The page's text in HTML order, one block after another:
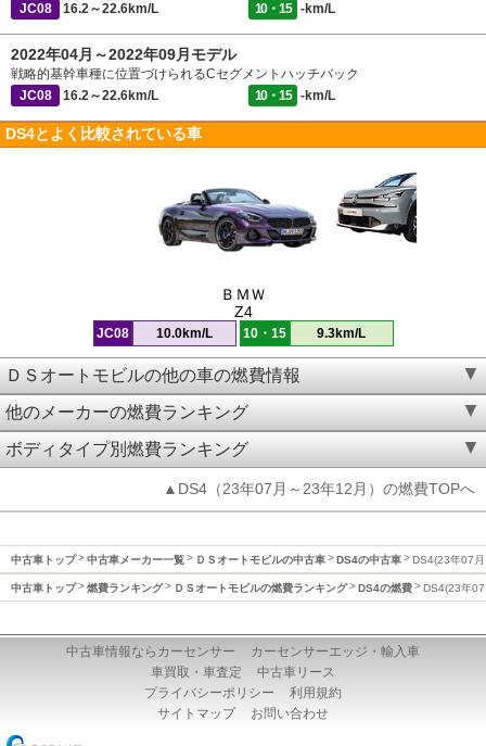
JC08
16.2～22.6km/L 10・15 -km/L
2022年04月～2022年09月モデル
戦略的基幹車種に位置づけられるCセグメントハッチバック
JC08
16.2～22.6km/L 10・15 -km/L
DS4とよく比較されている車
ＢＭＷ
Z4
JC08 10.0km/L 10・15 9.3km/L
ＤＳオートモビルの他の車の燃費情報
他のメーカーの燃費ランキング
ボディタイプ別燃費ランキング
▲DS4（23年07月～23年12月）の燃費TOPへ
中古車トップ 中古車メーカー一覧 ＤＳオートモビルの中古車 DS4の中古車 DS4(23年07
中古車トップ 燃費ランキング ＤＳオートモビルの燃費ランキング DS4の燃費 DS4(23年
中古車情報ならカーセンサー
カーセンサーエッジ・輸入車
車買取・車査定
中古車リース
プライバシーポリシー
利用規約
サイトマップ
お問い合わせ